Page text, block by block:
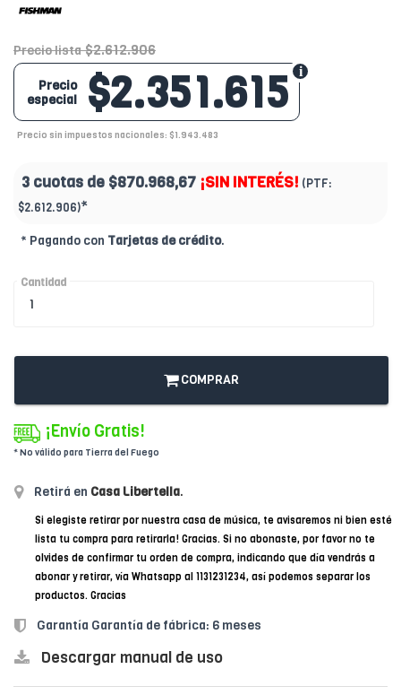
Precio lista $2.612.906
$2.351.615
Precio
especial
Precio sin impuestos nacionales: $1.943.483
3 cuotas de $870.968,67 ¡SIN INTERÉS! (PTF:
$2.612.906)*
* Pagando con Tarjetas de crédito.
Cantidad
COMPRAR
¡Envío Gratis!
* No válido para Tierra del Fuego
Retirá en Casa Libertella.
Si elegiste retirar por nuestra casa de música, te avisaremos ni bien esté
lista tu compra para retirarla! Gracias. Si no abonaste, por favor no te
olvides de confirmar tu orden de compra, indicando que día vendrás a
abonar y retirar, vía Whatsapp al 1131231234, así podemos separar los
productos. Gracias
Garantía Garantía de fábrica: 6 meses
Descargar manual de uso